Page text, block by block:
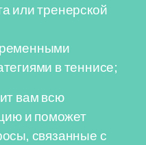
или тренерской
в теннисе;
вам всю
и поможет
связанные с